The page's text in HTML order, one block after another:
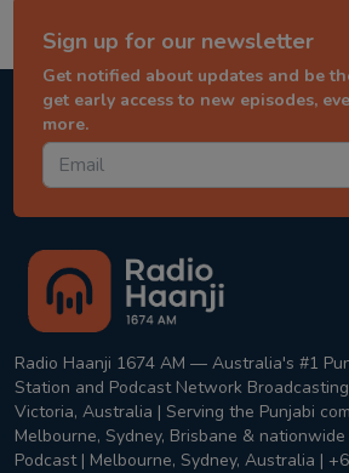
Sign up for our newsletter
Get notified about updates and be
get early access to new episodes,
more.
Radio Haanji 1674 AM — Australia's #1
Station and Podcast Network
Victoria, Australia | Serving the Punjabi
Melbourne, Sydney, Brisbane &
Podcast | Melbourne, Sydney, Australia |